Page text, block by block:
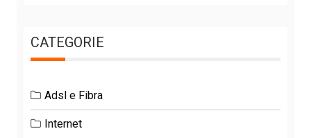
CATEGORIE
Adsl e Fibra
Internet